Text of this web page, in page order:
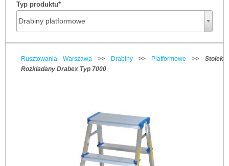
Typ produktu*
Drabiny platformowe
Rusztowania Warszawa >> Drabiny >> Platformowe >>
Stolek
Rozkladany Drabex Typ 7000